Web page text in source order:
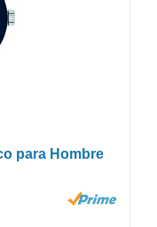
para Hombre